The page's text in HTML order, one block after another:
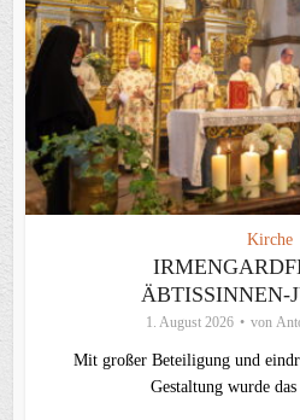
Kirche
ÄBTISSINNEN-
1. August 2026 von
Mit großer Beteiligung und
Gestaltung wurde das